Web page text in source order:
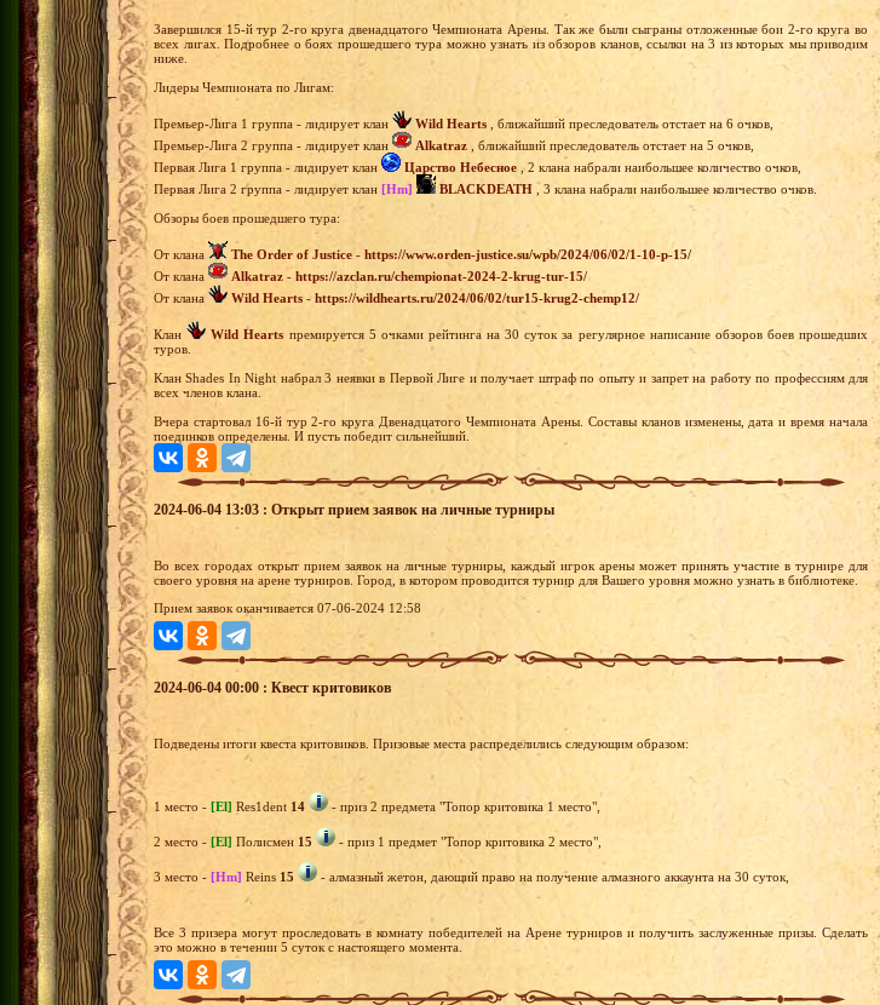
Завершился 15-й тур 2-го круга двенадцатого Чемпионата Арены. Так же были сыграны отложенные бои 2-го круга во
всех лигах. Подробнее о боях прошедшего тура можно узнать из обзоров кланов, ссылки на 3 из которых мы приводим
ниже.
Лидеры Чемпионата по Лигам:
Премьер-Лига 1 группа - лидирует клан Wild Hearts , ближайший преследователь отстает на 6 очков,
Премьер-Лига 2 группа - лидирует клан
Alkatraz , ближайший преследователь отстает на 5 очков,
Первая Лига 1 группа - лидирует клан
Царство Небесное , 2 клана набрали наибольшее количество очков,
Первая Лига 2 группа - лидирует клан [Hm] BLACKDEATH , 3 клана набрали наибольшее количество очков.
Обзоры боев прошедшего тура:
От клана The Order of Justice - https://www.orden-justice.su/wpb/2024/06/02/1-10-p-15/
От клана
Alkatraz - https://azclan.ru/chempionat-2024-2-krug-tur-15/
От клана
Wild Hearts - https://wildhearts.ru/2024/06/02/tur15-krug2-chemp12/
Клан Wild Hearts премируется 5 очками рейтинга на 30 суток за регулярное написание обзоров боев прошедших
туров.
Клан Shades In Night набрал 3 неявки в Первой Лиге и получает штраф по опыту и запрет на работу по профессиям для
всех членов клана.
Вчера стартовал 16-й тур 2-го круга Двенадцатого Чемпионата Арены. Составы кланов изменены, дата и время начала
поединков определены. И пусть победит сильнейший.
2024-06-04 13:03 : Открыт прием заявок на личные турниры
Во всех городах открыт прием заявок на личные турниры, каждый игрок арены может принять участие в турнире для
своего уровня на арене турниров. Город, в котором проводится турнир для Вашего уровня можно узнать в библиотеке.
Прием заявок оканчивается 07-06-2024 12:58
2024-06-04 00:00 : Квест критовиков
Подведены итоги квеста критовиков. Призовые места распределились следующим образом:
1 место - [El] Res1dent 14 - приз 2 предмета "Топор критовика 1 место",
2 место - [El] Полисмен 15 - приз 1 предмет "Топор критовика 2 место",
3 место - [Hm] Reins 15 - алмазный жетон, дающий право на получение алмазного аккаунта на 30 суток,
Все 3 призера могут проследовать в комнату победителей на Арене турниров и получить заслуженные призы. Сделать
это можно в течении 5 суток с настоящего момента.